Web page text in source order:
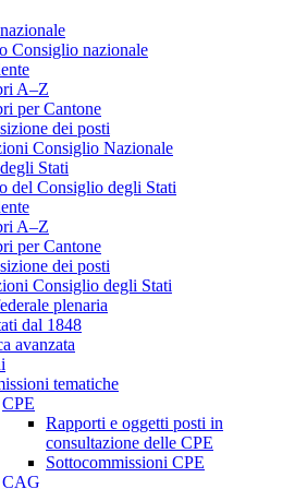
Consiglio nazionale
A–Z
per Cantone
dei posti
Consiglio Nazionale
Stati
del Consiglio degli Stati
A–Z
per Cantone
dei posti
Consiglio degli Stati
plenaria
dal 1848
avanzata
tematiche
CPE
Rapporti e oggetti posti in
consultazione delle CPE
Sottocommissioni CPE
CAG